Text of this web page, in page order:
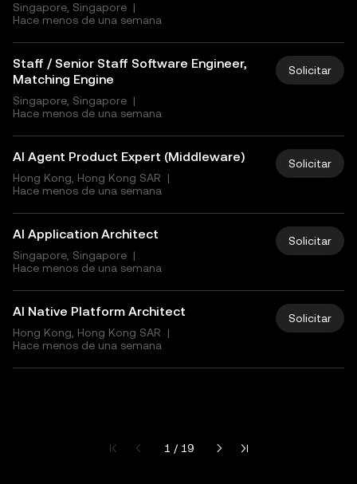
Singapore, Singapore |
Hace menos de una semana
Staff / Senior Staff Software Engineer,
Matching Engine
Singapore, Singapore |
Hace menos de una semana
Solicitar
AI Agent Product Expert (Middleware)
Hong Kong, Hong Kong SAR
|
Hace menos de una semana
Solicitar
AI Application Architect
Singapore, Singapore |
Hace menos de una semana
Solicitar
AI Native Platform Architect
Hong Kong, Hong Kong SAR
|
Hace menos de una semana
Solicitar
Página actual 1 de 19
1 / 19